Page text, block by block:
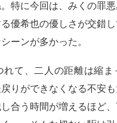
特に今回は、みくの罪
優希也の優しさが交錯
ーンが多かった。
れて、二人の距離は縮ま
りができなくなる不安
合う時間が増えるほど